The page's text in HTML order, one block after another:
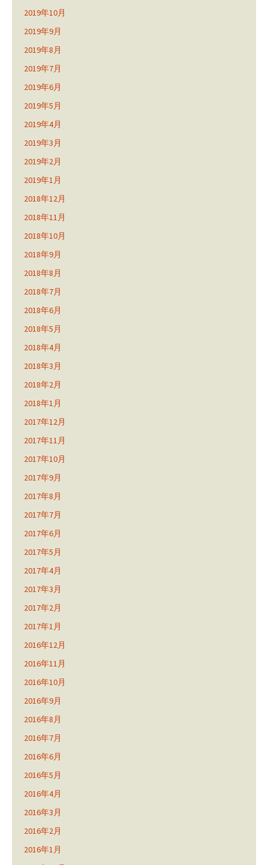
2019年10月
2019年9月
2019年8月
2019年7月
2019年6月
2019年5月
2019年4月
2019年3月
2019年2月
2019年1月
2018年12月
2018年11月
2018年10月
2018年9月
2018年8月
2018年7月
2018年6月
2018年5月
2018年4月
2018年3月
2018年2月
2018年1月
2017年12月
2017年11月
2017年10月
2017年9月
2017年8月
2017年7月
2017年6月
2017年5月
2017年4月
2017年3月
2017年2月
2017年1月
2016年12月
2016年11月
2016年10月
2016年9月
2016年8月
2016年7月
2016年6月
2016年5月
2016年4月
2016年3月
2016年2月
2016年1月